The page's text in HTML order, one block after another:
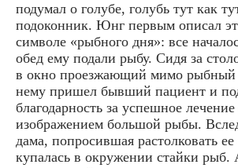
подумал о голубе, голубь тут как
подоконник. Юнг первым описал
символе «рыбного дня»: все
обед ему подали рыбу. Сидя за
в окно проезжающий мимо рыбный
нему пришел бывший пациент и
благодарность за успешное
изображением большой рыбы.
дама, попросившая растолковать ее
купалась в окружении стайки рыб.